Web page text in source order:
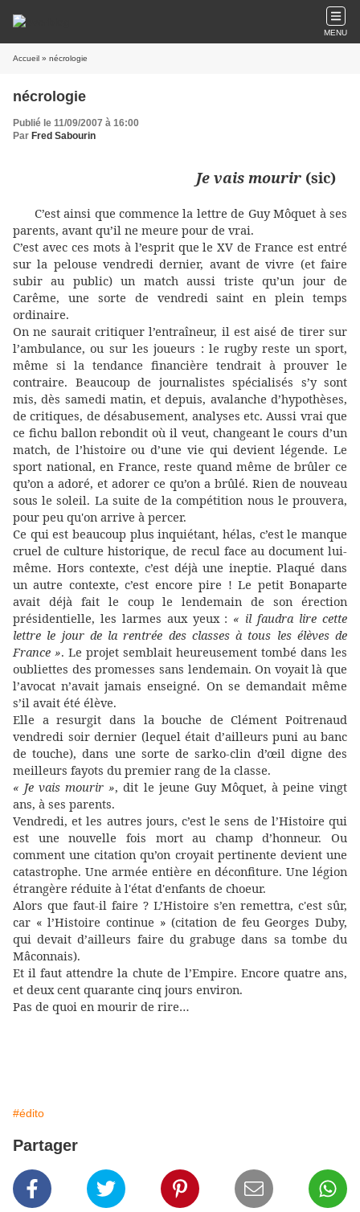
MENU
Accueil » nécrologie
nécrologie
Publié le 11/09/2007 à 16:00
Par Fred Sabourin
Je vais mourir (sic)
C’est ainsi que commence la lettre de Guy Môquet à ses
parents, avant qu’il ne meure pour de vrai.
C’est avec ces mots à l’esprit que le XV de France est entré
sur la pelouse vendredi dernier, avant de vivre (et faire
subir au public) un match aussi triste qu’un jour de
Carême, une sorte de vendredi saint en plein temps
ordinaire.
On ne saurait critiquer l’entraîneur, il est aisé de tirer sur
l’ambulance, ou sur les joueurs : le rugby reste un sport,
même si la tendance financière tendrait à prouver le
contraire. Beaucoup de journalistes spécialisés s’y sont
mis, dès samedi matin, et depuis, avalanche d’hypothèses,
de critiques, de désabusement, analyses etc. Aussi vrai que
ce fichu ballon rebondit où il veut, changeant le cours d’un
match, de l’histoire ou d’une vie qui devient légende. Le
sport national, en France, reste quand même de brûler ce
qu’on a adoré, et adorer ce qu’on a brûlé. Rien de nouveau
sous le soleil. La suite de la compétition nous le prouvera,
pour peu qu'on arrive à percer.
Ce qui est beaucoup plus inquiétant, hélas, c’est le manque
cruel de culture historique, de recul face au document lui-
même. Hors contexte, c’est déjà une ineptie. Plaqué dans
un autre contexte, c’est encore pire ! Le petit Bonaparte
avait déjà fait le coup le lendemain de son érection
présidentielle, les larmes aux yeux : « il faudra lire cette
lettre le jour de la rentrée des classes à tous les élèves de
France ». Le projet semblait heureusement tombé dans les
oubliettes des promesses sans lendemain. On voyait là que
l’avocat n’avait jamais enseigné. On se demandait même
s’il avait été élève.
Elle a resurgit dans la bouche de Clément Poitrenaud
vendredi soir dernier (lequel était d’ailleurs puni au banc
de touche), dans une sorte de sarko-clin d’œil digne des
meilleurs fayots du premier rang de la classe.
« Je vais mourir », dit le jeune Guy Môquet, à peine vingt
ans, à ses parents.
Vendredi, et les autres jours, c’est le sens de l’Histoire qui
est une nouvelle fois mort au champ d’honneur. Ou
comment une citation qu’on croyait pertinente devient une
catastrophe. Une armée entière en déconfiture. Une légion
étrangère réduite à l'état d'enfants de choeur.
Alors que faut-il faire ? L’Histoire s’en remettra, c'est sûr,
car « l’Histoire continue » (citation de feu Georges Duby,
qui devait d’ailleurs faire du grabuge dans sa tombe du
Mâconnais).
Et il faut attendre la chute de l’Empire. Encore quatre ans,
et deux cent quarante cinq jours environ.
Pas de quoi en mourir de rire…
#édito
Partager